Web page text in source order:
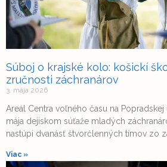
Súboj o krajské kolo: košickí
zručnosti záchranárov
3. mája 2026
Areál Centra voľného času na
mája dejiskom súťaže mladých
nastúpi dvanásť štvorčlenných tímov zo
Viac »